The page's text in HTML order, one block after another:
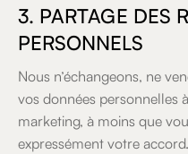
3. PARTAGE DES
PERSONNELS
Nous n’échangeons, ne
vos données personnelles
marketing, à moins que
expressément votre